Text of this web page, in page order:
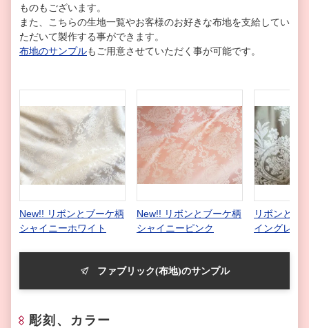
ものもございます。
また、こちらの生地一覧やお客様のお好きな布地を支給してい
ただいて製作する事ができます。
布地のサンプルもご用意させていただく事が可能です。
New!! リボンとブーケ柄
シャイニーホワイト
New!! リボンとブーケ柄
シャイニーピンク
リボンとブ
イングレー
ファブリック(布地)のサンプル
彫刻、カラー